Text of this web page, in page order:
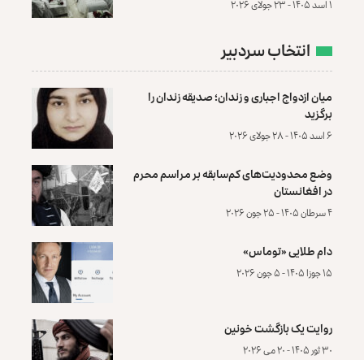
۱ اسد ۱۴۰۵ - ۲۳ جولای ۲۰۲۶
انتخاب سردبیر
میان ازدواج اجباری و زندان؛ صدیقه زندان را
برگزید
۶ اسد ۱۴۰۵ - ۲۸ جولای ۲۰۲۶
وضع محدودیت‌های کم‌سابقه بر مراسم محرم
در افغانستان
۴ سرطان ۱۴۰۵ - ۲۵ جون ۲۰۲۶
دام طلایی «توماس»
۱۵ جوزا ۱۴۰۵ - ۵ جون ۲۰۲۶
روایت یک بازگشت خونین
۳۰ ثور ۱۴۰۵ - ۲۰ می ۲۰۲۶